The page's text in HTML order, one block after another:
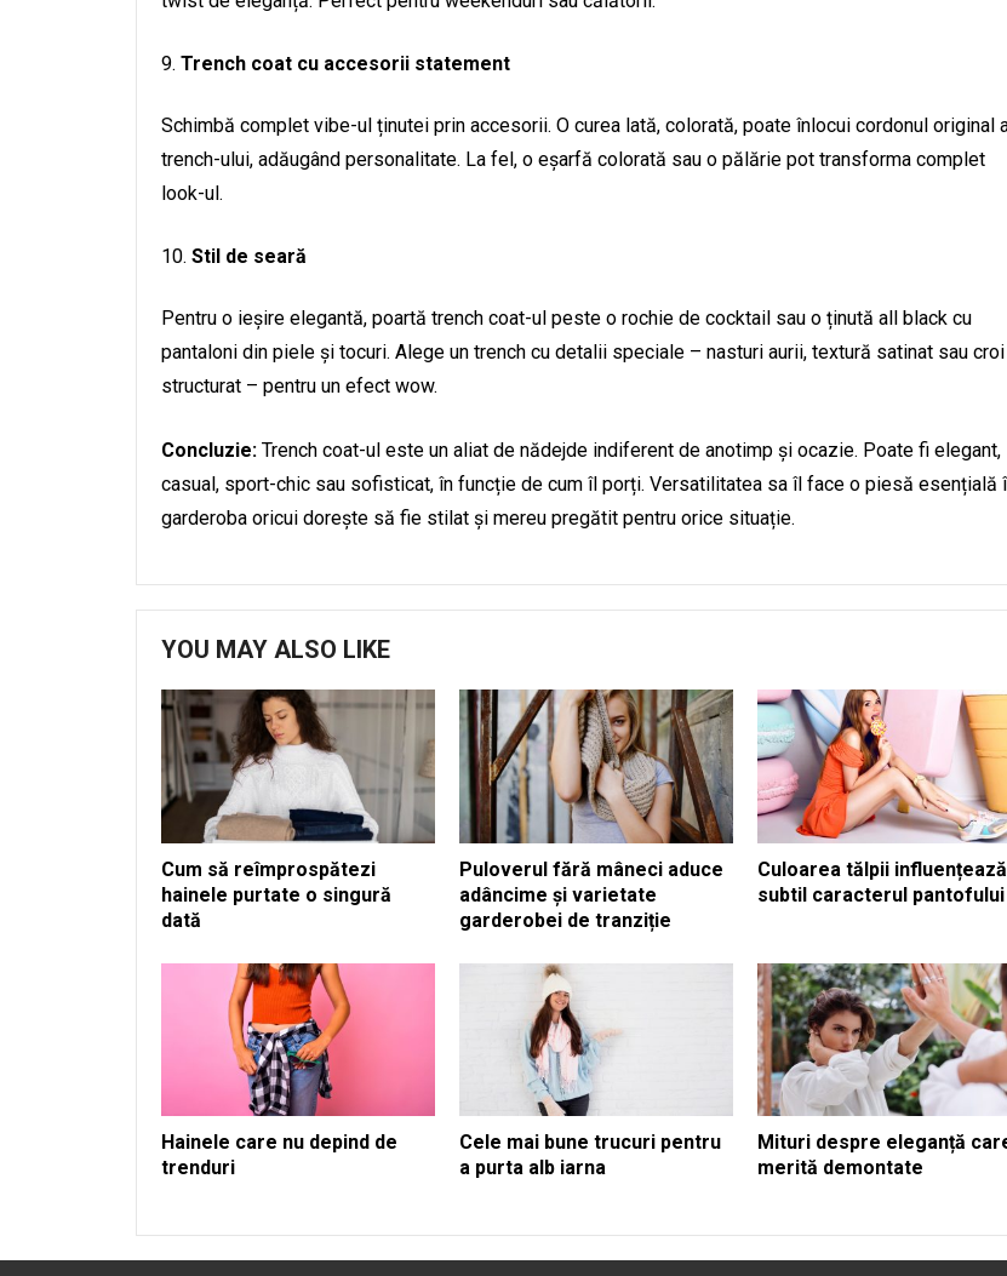
Trench coat cu accesorii statement
Schimbă complet vibe-ul ținutei prin accesorii. O curea lată, colorată, poate înlocui cordonul original
trench-ului, adăugând personalitate. La fel, o eșarfă colorată sau o pălărie pot transforma complet
look-ul.
Stil de seară
Pentru o ieșire elegantă, poartă trench coat-ul peste o rochie de cocktail sau o ținută all black cu
pantaloni din piele și tocuri. Alege un trench cu detalii speciale – nasturi aurii, textură satinat sau croi
structurat – pentru un efect wow.
Concluzie: Trench coat-ul este un aliat de nădejde indiferent de anotimp și ocazie. Poate fi elegant,
casual, sport-chic sau sofisticat, în funcție de cum îl porți. Versatilitatea sa îl face o piesă esențială
garderoba oricui dorește să fie stilat și mereu pregătit pentru orice situație.
YOU MAY ALSO LIKE
Cum să reîmprospătezi
hainele purtate o singură
dată
Puloverul fără mâneci aduce
adâncime și varietate
garderobei de tranziție
Culoarea tălpii influențează
subtil caracterul pantofului
Hainele care nu depind de
trenduri
Cele mai bune trucuri pentru
a purta alb iarna
Mituri despre eleganță
merită demontate